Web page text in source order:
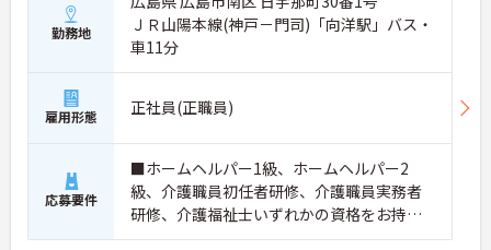
勤務地
ＪＲ山陽本線(神戸－門司)「向洋駅」バス・
車11分
雇用形態 正社員(正職員)
応募要件
■ホームヘルパー1級、ホームヘルパー2
級、介護職員初任者研修、介護職員実務者
研修、介護福祉士いずれかの資格をお持ち
の方